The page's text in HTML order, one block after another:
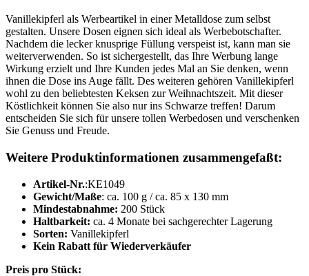
Vanillekipferl als Werbeartikel in einer Metalldose zum selbst
gestalten. Unsere Dosen eignen sich ideal als Werbebotschafter.
Nachdem die lecker knusprige Füllung verspeist ist, kann man sie
weiterverwenden. So ist sichergestellt, das Ihre Werbung lange
Wirkung erzielt und Ihre Kunden jedes Mal an Sie denken, wenn
ihnen die Dose ins Auge fällt. Des weiteren gehören Vanillekipferl
wohl zu den beliebtesten Keksen zur Weihnachtszeit. Mit dieser
Köstlichkeit können Sie also nur ins Schwarze treffen! Darum
entscheiden Sie sich für unsere tollen Werbedosen und verschenken
Sie Genuss und Freude.
Weitere Produktinformationen zusammengefaßt:
Artikel-Nr.:KE1049
Gewicht/Maße: ca. 100 g / ca. 85 x 130 mm
Mindestabnahme: 200 Stück
Haltbarkeit: ca. 4 Monate bei sachgerechter Lagerung
Sorten: Vanillekipferl
Kein Rabatt für Wiederverkäufer
Preis pro Stück: